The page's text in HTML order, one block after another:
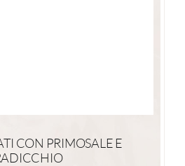
CON PRIMOSALE E